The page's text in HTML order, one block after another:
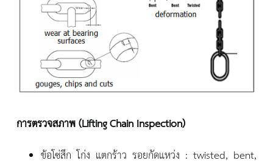
การตรวจสภาพ (Lifting Chain Inspection)
ข้อโซ่สึก โก่ง แตกร้าว รอยกัดแหว่ง : twisted, bent,